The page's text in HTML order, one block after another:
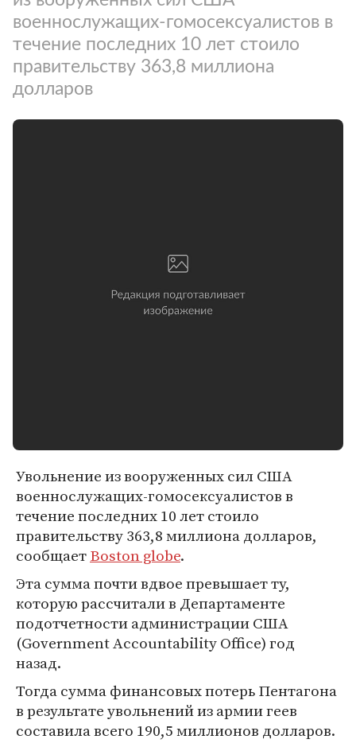
военнослужащих-гомосексуалистов в
течение последних 10 лет стоило
правительству 363,8 миллиона
долларов
Увольнение из вооруженных сил США
военнослужащих-гомосексуалистов в
течение последних 10 лет стоило
правительству 363,8 миллиона долларов,
сообщаетBoston globe.
Эта сумма почти вдвое превышает ту,
которую рассчитали в Департаменте
подотчетности администрации США
(Government Accountability Office) год
назад.
Тогда сумма финансовых потерь Пентагона
в результате увольнений из армии геев
составила всего 190,5 миллионов долларов.